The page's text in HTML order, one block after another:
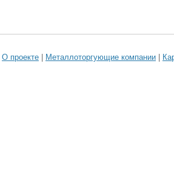
О проекте | Металлоторгующие компании |